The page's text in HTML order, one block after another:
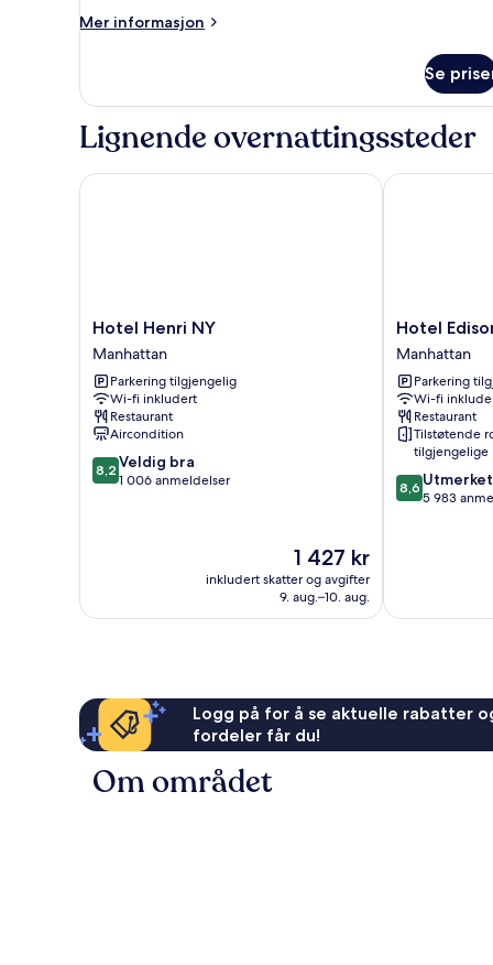
Mer informasjon
Mer
Full
Standard
Se
Lignende overnattingssteder
Hotel
Henri
NY
Manhattan
Hotel Henri NY
Manhattan
Parkering tilgjengelig
Wi-fi inkludert
Restaurant
Aircondition
8.2
av
8,2 Veldig bra
1 006 anmeldelser
Prisen
er
1 427 kr
1 427 kr
inkludert skatter og avgifter
9. aug.–10. aug.
Hotel Henri NY
Hotel
Edison
Times
Square
Manhattan
Hotel
Manhattan
Parkering
Wi-fi
Restaurant
Tilstøtende
tilgjengelige
8.6
av
8,6 Utmerket
5 983
Hotel Edison
Logg på for å se aktuelle rabatter
fordeler får du!
Om området